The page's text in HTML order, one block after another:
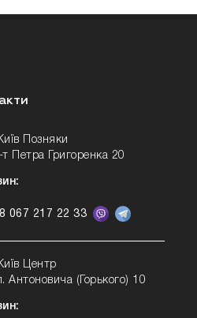
Позняки
т Петра Григоренка 20
067 217 22 33
Центр
Антоновича (Горького) 10